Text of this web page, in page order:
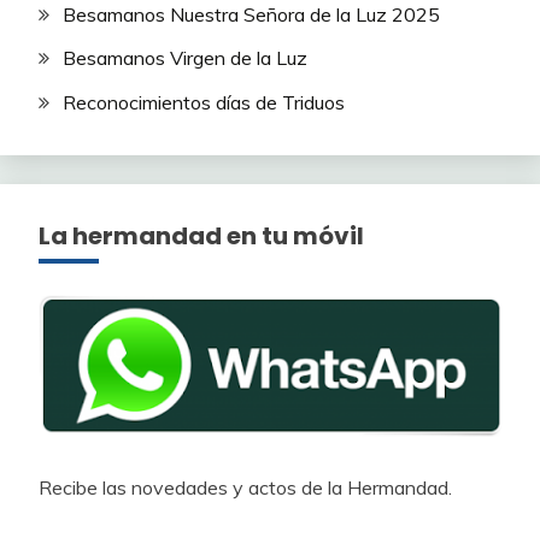
Besamanos Nuestra Señora de la Luz 2025
Besamanos Virgen de la Luz
Reconocimientos días de Triduos
La hermandad en tu móvil
Recibe las novedades y actos de la Hermandad.